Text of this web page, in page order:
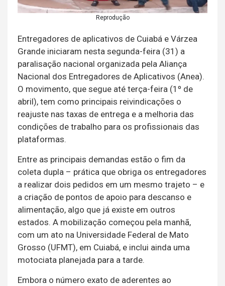
Reprodução
Entregadores de aplicativos de Cuiabá e Várzea
Grande iniciaram nesta segunda-feira (31) a
paralisação nacional organizada pela Aliança
Nacional dos Entregadores de Aplicativos (Anea).
O movimento, que segue até terça-feira (1º de
abril), tem como principais reivindicações o
reajuste nas taxas de entrega e a melhoria das
condições de trabalho para os profissionais das
plataformas.
Entre as principais demandas estão o fim da
coleta dupla – prática que obriga os entregadores
a realizar dois pedidos em um mesmo trajeto – e
a criação de pontos de apoio para descanso e
alimentação, algo que já existe em outros
estados. A mobilização começou pela manhã,
com um ato na Universidade Federal de Mato
Grosso (UFMT), em Cuiabá, e inclui ainda uma
motociata planejada para a tarde.
Embora o número exato de aderentes ao